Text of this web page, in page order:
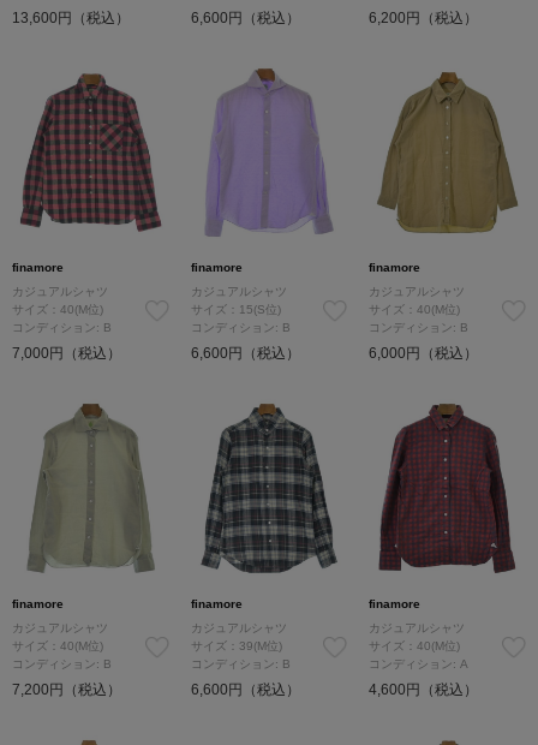
13,600円（税込） 6,600円（税込） 6,200円（税込）
finamore
カジュアルシャツ
サイズ：40(M位)
コンディション: B
7,000円（税込）
finamore
カジュアルシャツ
サイズ：15(S位)
コンディション: B
6,600円（税込）
finamore
カジュアルシャツ
サイズ：40(M位)
コンディション: B
6,000円（税込）
finamore
カジュアルシャツ
サイズ：40(M位)
コンディション: B
7,200円（税込）
finamore
カジュアルシャツ
サイズ：39(M位)
コンディション: B
6,600円（税込）
finamore
カジュアルシャツ
サイズ：40(M位)
コンディション: A
4,600円（税込）